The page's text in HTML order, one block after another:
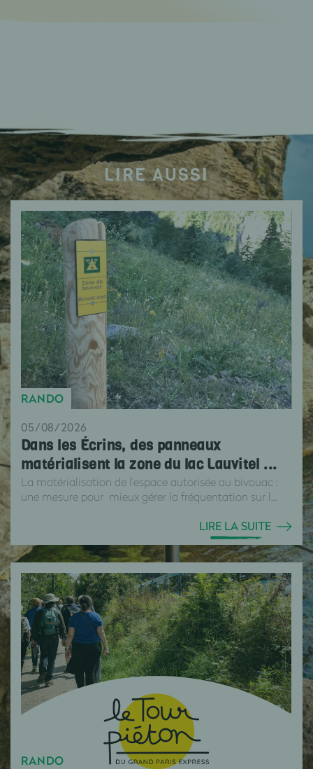
LIRE AUSSI
RANDO
05/08/2026
Dans les Écrins, des panneaux
matérialisent la zone du lac Lauvitel ...
La matérialisation de l'espace autorisée au bivouac :
une mesure pour mieux gérer la fréquentation sur l...
LIRE LA SUITE
RANDO